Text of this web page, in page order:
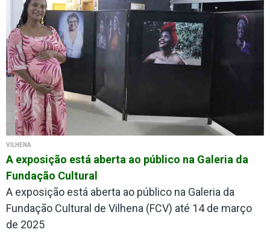
VILHENA
A exposição está aberta ao público na Galeria da
Fundação Cultural
A exposição está aberta ao público na Galeria da
Fundação Cultural de Vilhena (FCV) até 14 de março
de 2025